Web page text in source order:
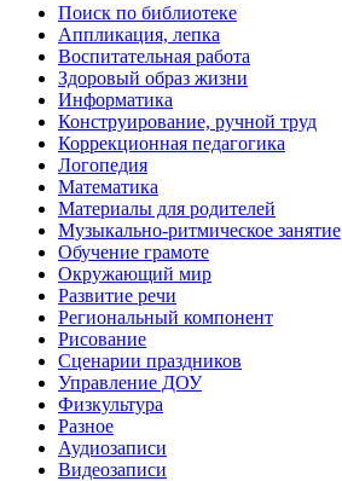
Поиск по библиотеке
Аппликация, лепка
Воспитательная работа
Здоровый образ жизни
Информатика
Конструирование, ручной труд
Коррекционная педагогика
Логопедия
Математика
Материалы для родителей
Музыкально-ритмическое занятие
Обучение грамоте
Окружающий мир
Развитие речи
Региональный компонент
Рисование
Сценарии праздников
Управление ДОУ
Физкультура
Разное
Аудиозаписи
Видеозаписи